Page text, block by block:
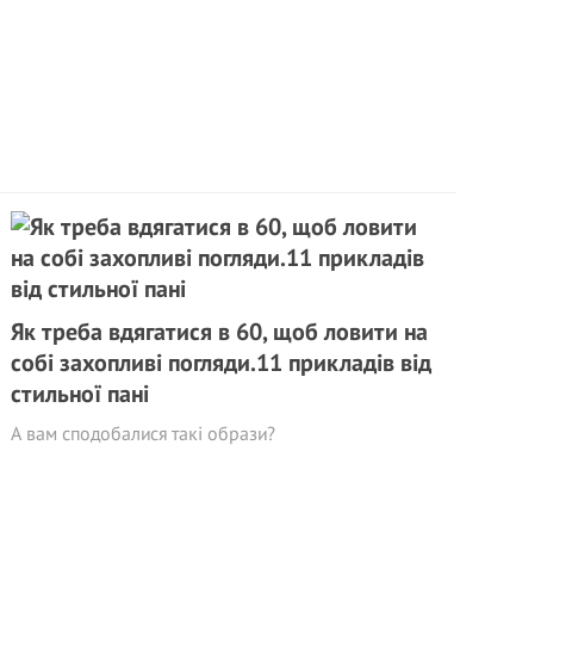
Як треба вдягатися в 60, щоб ловити на
собі захопливі погляди.11 прикладів від
стильної пані
А вам сподобалися такі образи?